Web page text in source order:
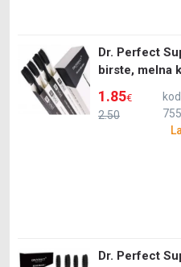
Dr. Perfect
birste, melna
2.50
1.85€
Dr. Perfect